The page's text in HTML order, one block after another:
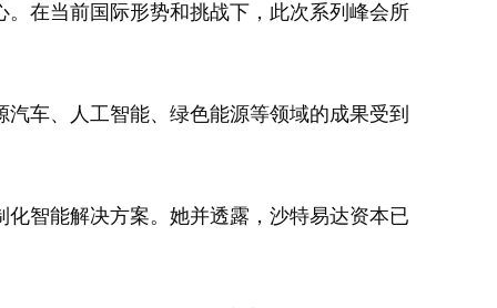
在当前国际形势和挑战下，此次系列峰会所
车、人工智能、绿色能源等领域的成果受到
智能解决方案。她并透露，沙特易达资本已